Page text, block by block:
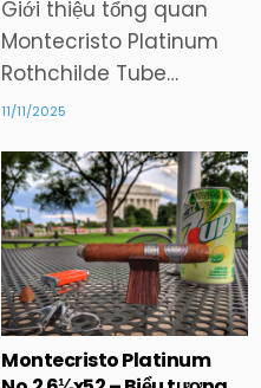
Giới thiệu tổng quan
Montecristo Platinum
Rothchilde Tube…
11/11/2025
Posted
in
Montecristo Platinum